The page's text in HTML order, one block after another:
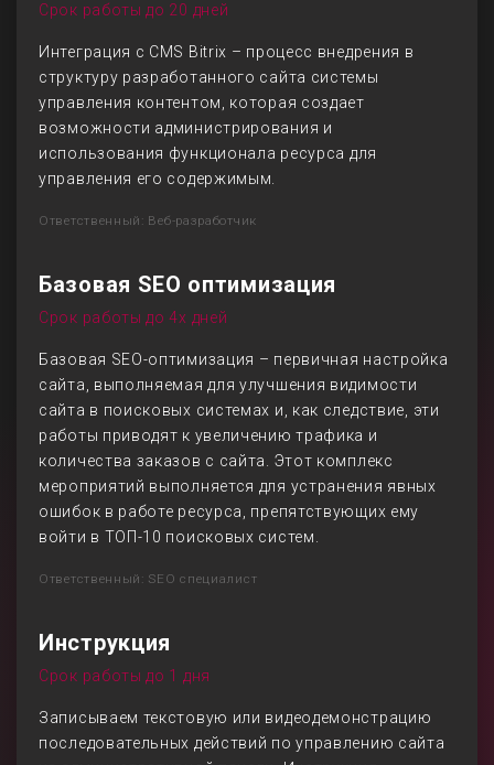
Срок работы до 20 дней
Интеграция с CMS Bitrix – процесс внедрения в
структуру разработанного сайта системы
управления контентом, которая создает
возможности администрирования и
использования функционала ресурса для
управления его содержимым.
Ответственный: Веб-разработчик
Базовая SEO оптимизация
Срок работы до 4х дней
Базовая SEO-оптимизация – первичная настройка
сайта, выполняемая для улучшения видимости
сайта в поисковых системах и, как следствие, эти
работы приводят к увеличению трафика и
количества заказов с сайта. Этот комплекс
мероприятий выполняется для устранения явных
ошибок в работе ресурса, препятствующих ему
войти в ТОП-10 поисковых систем.
Ответственный: SEO специалист
Инструкция
Срок работы до 1 дня
Записываем текстовую или видеодемонстрацию
последовательных действий по управлению сайта